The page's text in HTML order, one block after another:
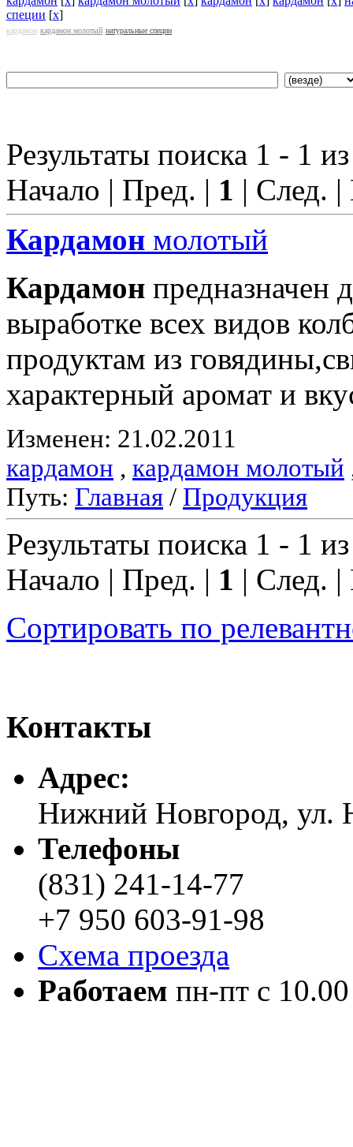
специи [x]
кардамон кардамон молотый натуральные специи
Результаты поиска 1 - 1
Начало | Пред. | 1 | След.
Кардамон молотый
Кардамон предназначен
выработке всех видов
продуктам из
характерный аромат и
Изменен: 21.02.2011
кардамон , кардамон молотый
Путь: Главная / Продукция
Результаты поиска 1 - 1
Начало | Пред. | 1 | След.
Сортировать по
Контакты
Адреc:
Нижний Новгород, ул.
Телефоны
(831) 241-14-77
+7 950 603-91-98
Схема проезда
Работаем пн-пт с